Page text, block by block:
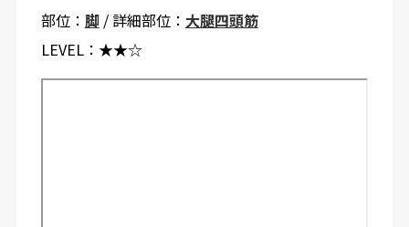
部位： 脚/ 詳細部位： 大腿四頭筋
LEVEL： ★★☆